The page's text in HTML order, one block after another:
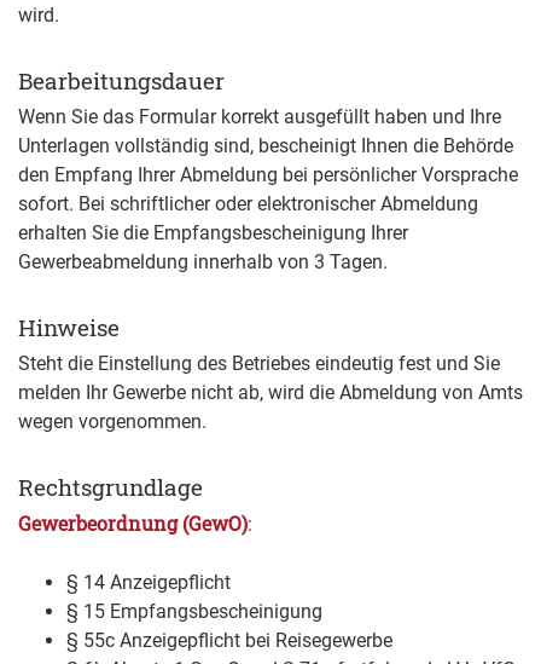
wird.
Bearbeitungsdauer
Wenn Sie das Formular korrekt ausgefüllt haben und Ihre
Unterlagen vollständig sind, bescheinigt Ihnen die Behörde
den Empfang Ihrer Abmeldung bei persönlicher Vorsprache
sofort. Bei schriftlicher oder elektronischer Abmeldung
erhalten Sie die Empfangsbescheinigung Ihrer
Gewerbeabmeldung innerhalb von 3 Tagen.
Hinweise
Steht die Einstellung des Betriebes eindeutig fest und Sie
melden Ihr Gewerbe nicht ab, wird die Abmeldung von Amts
wegen vorgenommen.
Rechtsgrundlage
Gewerbeordnung (GewO):
§ 14 Anzeigepflicht
§ 15 Empfangsbescheinigung
§ 55c Anzeigepflicht bei Reisegewerbe